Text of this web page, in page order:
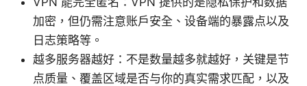
加密，但仍需注意账户安全、设备端的暴露点以及
日志策略等。
越多服务器越好：不是数量越多就越好，关键是节
点质量、覆盖区域是否与你的真实需求匹配，以及